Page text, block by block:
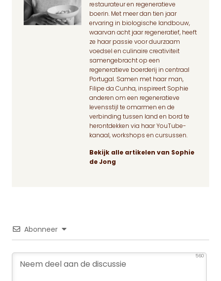
restaurateur en regeneratieve
boerin. Met meer dan tien jaar
ervaring in biologische landbouw,
waarvan acht jaar regeneratief, heeft
ze haar passie voor duurzaam
voedsel en culinaire creativiteit
samengebracht op een
regeneratieve boerderij in centraal
Portugal. Samen met haar man,
Filipe da Cunha, inspireert Sophie
anderen om een regeneratieve
levensstijl te omarmen en de
verbinding tussen land en bord te
herontdekken via haar YouTube-
kanaal, workshops en cursussen.
Bekijk alle artikelen van Sophie
de Jong
Abonneer
560